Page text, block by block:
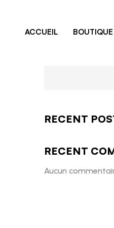
ACCUEIL BOUTIQUE
RECENT
RECENT
Aucun